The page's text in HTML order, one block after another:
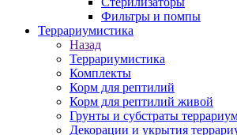
Фильтры и помпы
Террариумистика
Назад
Террариумистика
Комплекты
Корм для рептилий
Корм для рептилий живой
Грунты и субстраты
Декорации и укрытия